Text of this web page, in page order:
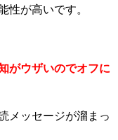
性が高いです。
がウザいのでオフに
メッセージが溜まっ